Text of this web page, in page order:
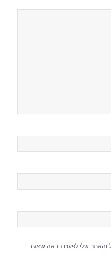
והאתר שלי לפעם הבאה שאגיב.